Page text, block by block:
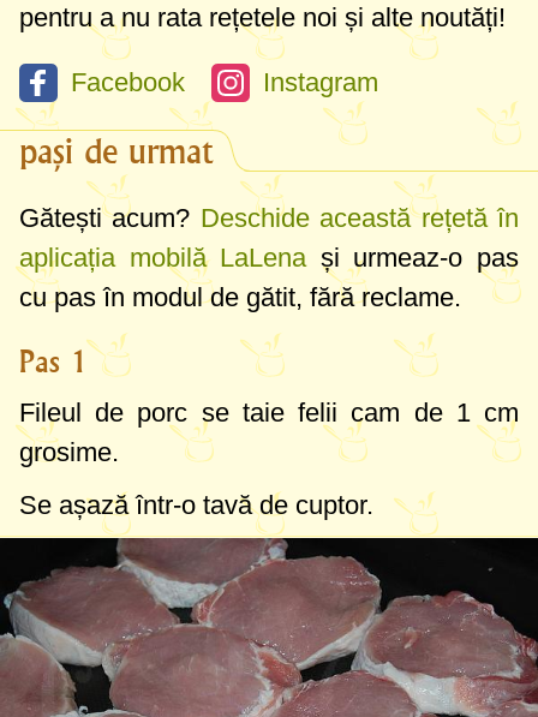
pentru a nu rata rețetele noi și alte noutăți!
Facebook Instagram
pași de urmat
Gătești acum? Deschide această rețetă în
aplicația mobilă LaLena și urmeaz-o pas
cu pas în modul de gătit, fără reclame.
Pas 1
Fileul de porc se taie felii cam de 1 cm
grosime.
Se așază într-o tavă de cuptor.